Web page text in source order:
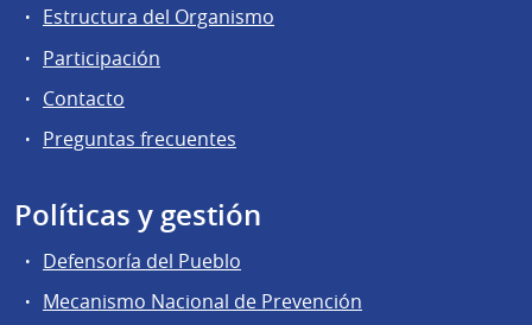
Estructura del Organismo
Participación
Contacto
Preguntas frecuentes
Políticas y gestión
Defensoría del Pueblo
Mecanismo Nacional de Prevención